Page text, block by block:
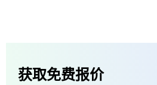
获取免费报价